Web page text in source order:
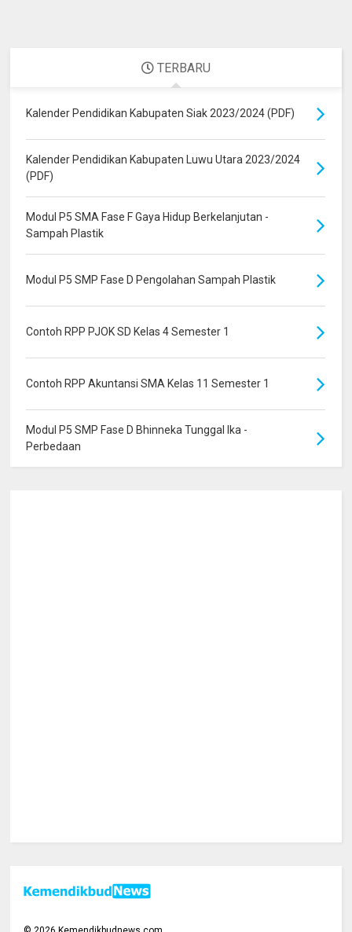
TERBARU
Kalender Pendidikan Kabupaten Siak 2023/2024 (PDF)
Kalender Pendidikan Kabupaten Luwu Utara 2023/2024
(PDF)
Modul P5 SMA Fase F Gaya Hidup Berkelanjutan -
Sampah Plastik
Modul P5 SMP Fase D Pengolahan Sampah Plastik
Contoh RPP PJOK SD Kelas 4 Semester 1
Contoh RPP Akuntansi SMA Kelas 11 Semester 1
Modul P5 SMP Fase D Bhinneka Tunggal Ika -
Perbedaan